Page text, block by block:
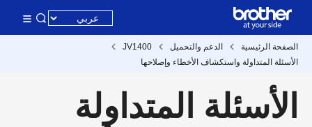
الصفحة الرئيسية الدعم والتحميل
JV1400
الأسئلة المتداولة واستكشاف الأخطاء وإصلاحها
الأسئلة المتداولة